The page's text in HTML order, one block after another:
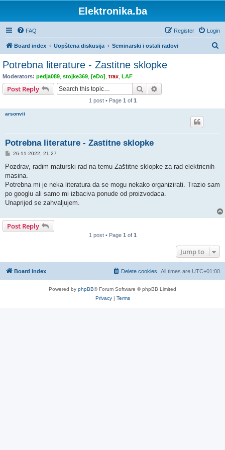
Elektronika.ba
FAQ Login
Register
Board index Uopštena diskusija Seminarski i ostali radovi
Potrebna literature - Zastitne sklopke
Moderators: pedja089 stojke369 [eDo] trax LAF
Post Reply Search
1 post • Page 1 of 1
arsonvii
Potrebna literature - Zastitne sklopke
P
s
26-11-2022, 21:27
Pozdrav, radim maturski rad na temu Zaštitne sklopke za rad elektricnih
masina.
Potrebna mi je neka literatura da se mogu nekako organizirati. Trazio sam
po googlu ali samo mi izbaciva ponude od proizvodaca.
Unaprijed se zahvaljujem.
Post Reply
1 post • Page 1 of 1
Jump to
Board index All times are UTC+01:00
Delete cookies
Powered by phpBB® Forum Software © phpBB Limited
Privacy| Terms